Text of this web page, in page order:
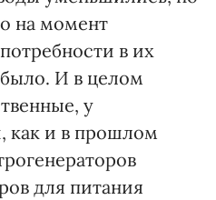
на момент
в их
И в целом
у
как и в прошлом
для питания